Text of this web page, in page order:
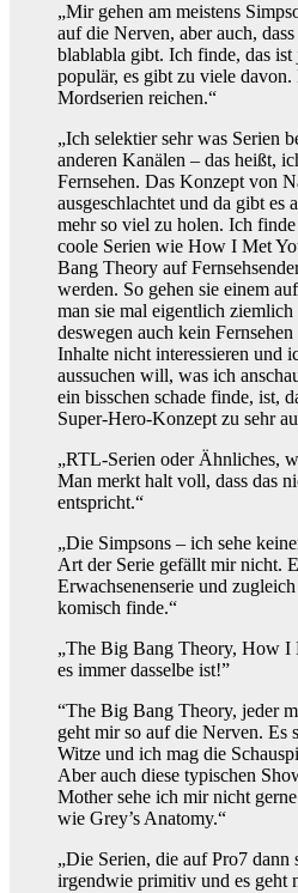
„Mir gehen am meistens
auf die Nerven, aber auch,
blablabla gibt. Ich finde, das ist
populär, es gibt zu viele
Mordserien reichen.“
„Ich selektier sehr was Serien
anderen Kanälen – das heißt,
Fernsehen. Das Konzept von
ausgeschlachtet und da gibt es
mehr so viel zu holen. Ich finde
coole Serien wie How I Met
Bang Theory auf
werden. So gehen sie einem
man sie mal eigentlich
deswegen auch kein
Inhalte nicht interessieren und
aussuchen will, was ich
ein bisschen schade finde, ist,
Super-Hero-Konzept zu sehr
„RTL-Serien oder Ähnliches,
Man merkt halt voll, dass das
entspricht.“
„Die Simpsons – ich sehe
Art der Serie gefällt mir nicht.
Erwachsenenserie und
komisch finde.“
„The Big Bang Theory, How
es immer dasselbe ist!”
“The Big Bang Theory, jeder
geht mir so auf die Nerven. Es
Witze und ich mag die
Aber auch diese typischen
Mother sehe ich mir nicht
wie Grey’s Anatomy.“
„Die Serien, die auf Pro7 dann
irgendwie primitiv und es geht